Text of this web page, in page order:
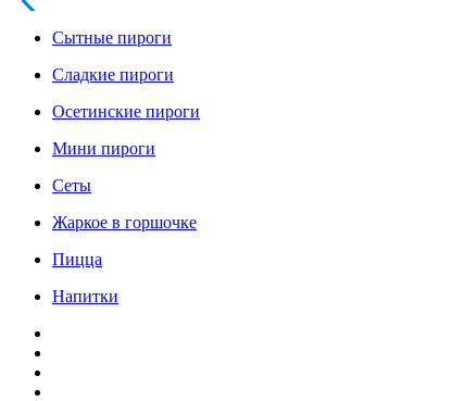
Сытные пироги
Сладкие пироги
Осетинские пироги
Мини пироги
Сеты
Жаркое в горшочке
Пицца
Напитки